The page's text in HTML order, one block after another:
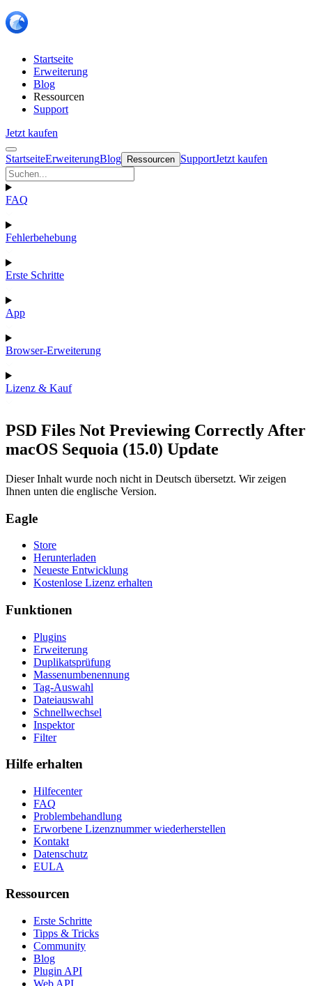
Startseite
Erweiterung
Blog
Ressourcen
Support
Jetzt kaufen
StartseiteErweiterungBlog Ressourcen SupportJetzt kaufen
FAQ
Fehlerbehebung
Erste Schritte
App
Browser-Erweiterung
Lizenz & Kauf
PSD Files Not Previewing Correctly After
macOS Sequoia (15.0) Update
Dieser Inhalt wurde noch nicht in Deutsch übersetzt. Wir zeigen
Ihnen unten die englische Version.
Eagle
Store
Herunterladen
Neueste Entwicklung
Kostenlose Lizenz erhalten
Funktionen
Plugins
Erweiterung
Duplikatsprüfung
Massenumbenennung
Tag-Auswahl
Dateiauswahl
Schnellwechsel
Inspektor
Filter
Hilfe erhalten
Hilfecenter
FAQ
Problembehandlung
Erworbene Lizenznummer wiederherstellen
Kontakt
Datenschutz
EULA
Ressourcen
Erste Schritte
Tipps & Tricks
Community
Blog
Plugin API
Web API